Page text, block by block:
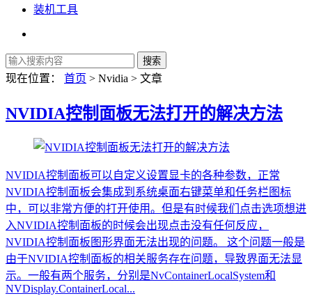
装机工具
现在位置： 首页 > Nvidia > 文章
NVIDIA控制面板无法打开的解决方法
NVIDIA控制面板可以自定义设置显卡的各种参数，正常
NVIDIA控制面板会集成到系统桌面右键菜单和任务栏图标
中，可以非常方便的打开使用。但是有时候我们点击选项想进
入NVIDIA控制面板的时候会出现点击没有任何反应，
NVIDIA控制面板图形界面无法出现的问题。 这个问题一般是
由于NVIDIA控制面板的相关服务存在问题，导致界面无法显
示。一般有两个服务，分别是NvContainerLocalSystem和
NVDisplay.ContainerLocal...